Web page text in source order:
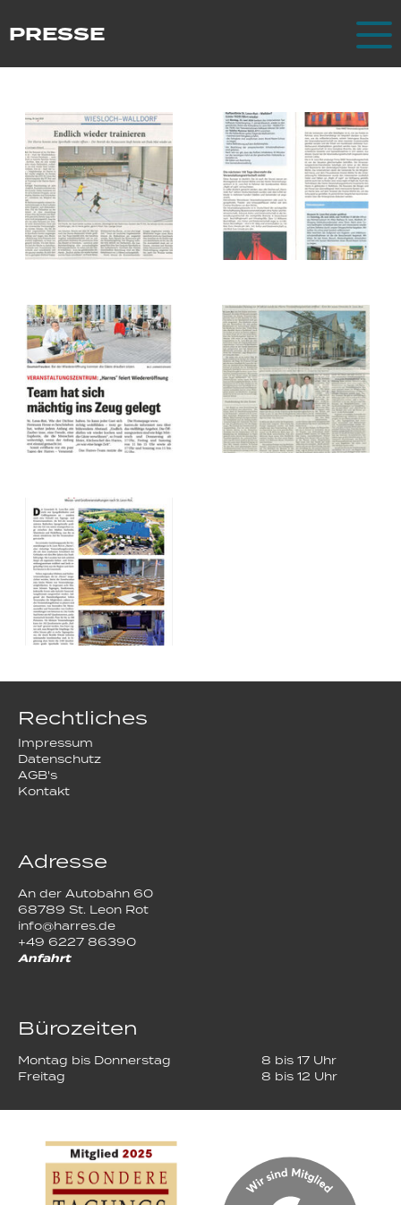
Harres Über uns Presse
PRESSE
Rechtliches
Impressum
Datenschutz
AGB's
Kontakt
Adresse
An der Autobahn 60
68789 St. Leon Rot
info@harres.de
+49 6227 86390
Anfahrt
Bürozeiten
Montag bis Donnerstag
8 bis 17 Uhr
Freitag
8 bis 12 Uhr